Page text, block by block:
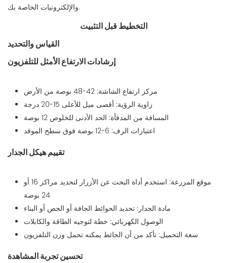
والإلكترونيات الخاصة بك.
التخطيط قبل التثبيت
القياس والتحديد
إرشادات الارتفاع الأمثل للتلفزيون
مركز ارتفاع الشاشة:42-48 بوصة من الأرض
زاوية الرؤية: أقصى ميل للأعلى 15-20 درجة
المسافة من المدفأة: الحد الأدنى للخلوص 12 بوصة
اعتبارات الرف: 6-12 بوصة فوق سطح الموقد
تقييم هيكل الجدار
موقع المزرعة:
استخدم أداة البحث عن الأزرار لتحديد مراكز 16 أو
24 بوصة
مادة الجدار:تحديد الحوائط الجافة أو الجص أو البناء
الوصول الكهربائي: خطة لتوجيه الطاقة والكابلات
سعة التحميل:تأكد من أن الحائط يمكنه تحمل وزن التلفزيون
تحسين تجربة المشاهدة